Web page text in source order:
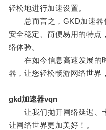
轻松地进行加速设置。
总而言之，GKD加速器
安全稳定、简便易用的特点
络体验。
在如今信息高速发展的
器，让您轻松畅游网络世界
gkd加速器vqn
让我们抛开网络延迟、卡
让网络世界更加美好！。